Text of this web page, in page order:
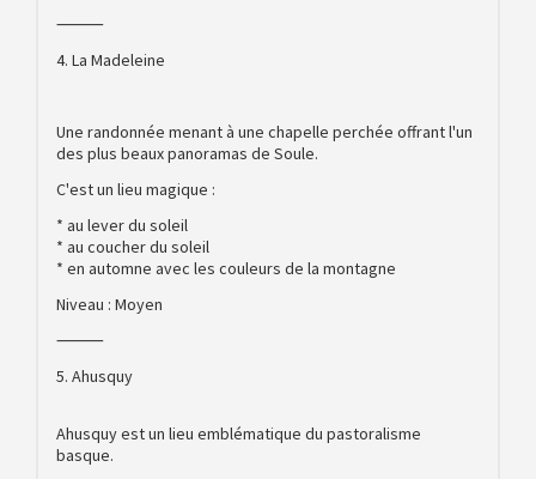
⸻
4. La Madeleine
Une randonnée menant à une chapelle perchée offrant l'un
des plus beaux panoramas de Soule.
C'est un lieu magique :
* au lever du soleil
* au coucher du soleil
* en automne avec les couleurs de la montagne
Niveau : Moyen
⸻
5. Ahusquy
Ahusquy est un lieu emblématique du pastoralisme
basque.